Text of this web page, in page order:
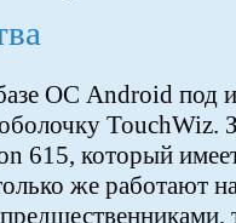
ОС Android под
TouchWiz.
615, который
же работают